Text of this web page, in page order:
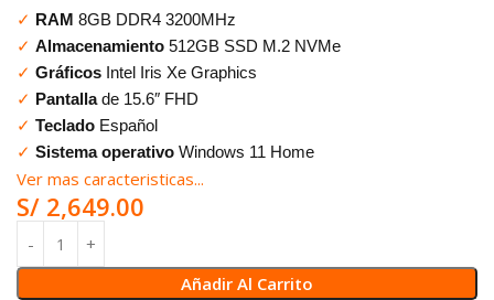
✓ RAM 8GB DDR4 3200MHz
✓ Almacenamiento 512GB SSD M.2 NVMe
✓ Gráficos Intel Iris Xe Graphics
✓ Pantallade 15.6″ FHD
✓ Teclado Español
✓ Sistema operativo Windows 11 Home
Ver mas caracteristicas...
S/ 2,649.00
Añadir Al Carrito